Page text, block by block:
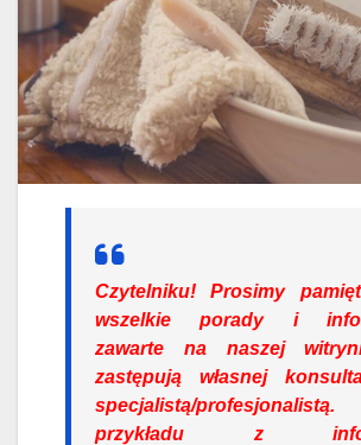
Czytelniku! Prosimy
wszelkie porady i
zawarte na naszej
zastępują własnej
specjalistą/profesjonalistą.
przykładu z